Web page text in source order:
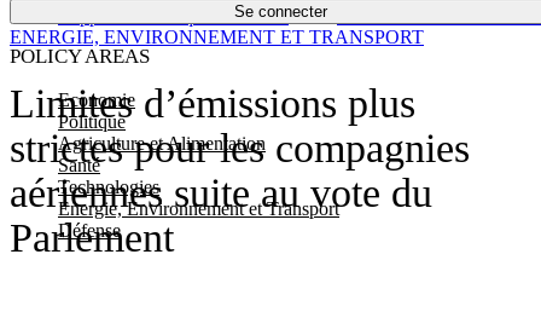
Se connecter
POLICY AREAS
Economie
Politique
Agriculture et Alimentation
Santé
Technologies
Energie, Environnement et Transport
Défense
Économie
Limites d’émissions plus
strictes pour les compagnies
aériennes suite au vote du
Parlement
ENERGIE, ENVIRONNEMENT ET TRANSPORT